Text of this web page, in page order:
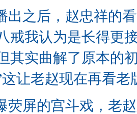
出之后，赵忠祥的
戒我认为是长得更
其实曲解了原本的
让老赵现在再看
荧屏的宫斗戏，老